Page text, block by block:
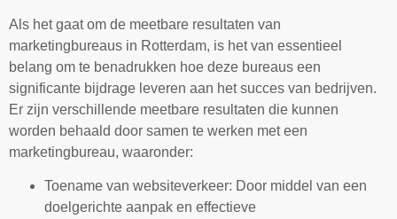
Als het gaat om de meetbare resultaten van
marketingbureaus in Rotterdam, is het van essentieel
belang om te benadrukken hoe deze bureaus een
significante bijdrage leveren aan het succes van bedrijven.
Er zijn verschillende meetbare resultaten die kunnen
worden behaald door samen te werken met een
marketingbureau, waaronder:
Toename van websiteverkeer: Door middel van een
doelgerichte aanpak en effectieve